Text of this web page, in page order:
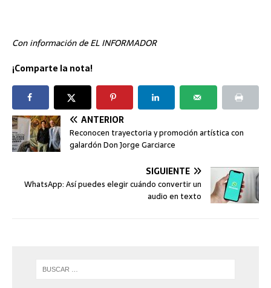
Con información de EL INFORMADOR
¡Comparte la nota!
ANTERIOR
Reconocen trayectoria y promoción artística con
galardón Don Jorge Garciarce
SIGUIENTE
WhatsApp: Así puedes elegir cuándo convertir un
audio en texto